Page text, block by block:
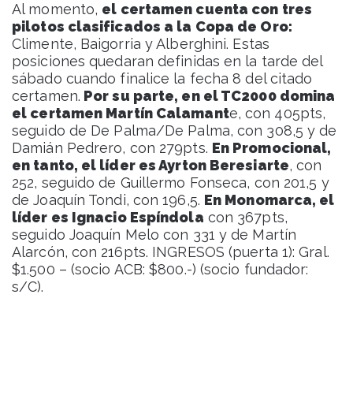
Al momento, el certamen cuenta con tres
pilotos clasificados a la Copa de Oro:
Climente, Baigorria y Alberghini. Estas
posiciones quedaran definidas en la tarde del
sábado cuando finalice la fecha 8 del citado
certamen. Por su parte, en el TC2000 domina
el certamen Martín Calamante, con 405pts,
seguido de De Palma/De Palma, con 308,5 y de
Damián Pedrero, con 279pts. En Promocional,
en tanto, el líder es Ayrton Beresiarte, con
252, seguido de Guillermo Fonseca, con 201,5 y
de Joaquín Tondi, con 196,5. En Monomarca, el
líder es Ignacio Espíndola con 367pts,
seguido Joaquín Melo con 331 y de Martín
Alarcón, con 216pts. INGRESOS (puerta 1): Gral.
$1.500 – (socio ACB: $800.-) (socio fundador:
s/C).